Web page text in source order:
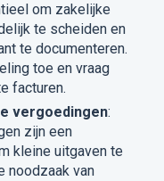
om zakelijke
te scheiden en
te documenteren.
toe en vraag
facturen.
vergoedingen:
zijn een
kleine uitgaven te
noodzaak van